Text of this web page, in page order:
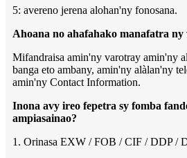
5: avereno jerena alohan'ny fonosana.
Ahoana no ahafahako manafatra ny
Mifandraisa amin'ny varotray amin'ny
banga eto ambany, amin'ny alàlan'ny
amin'ny Contact Information.
Inona avy ireo fepetra sy fomba
ampiasainao?
1. Orinasa EXW / FOB / CIF / DDP /